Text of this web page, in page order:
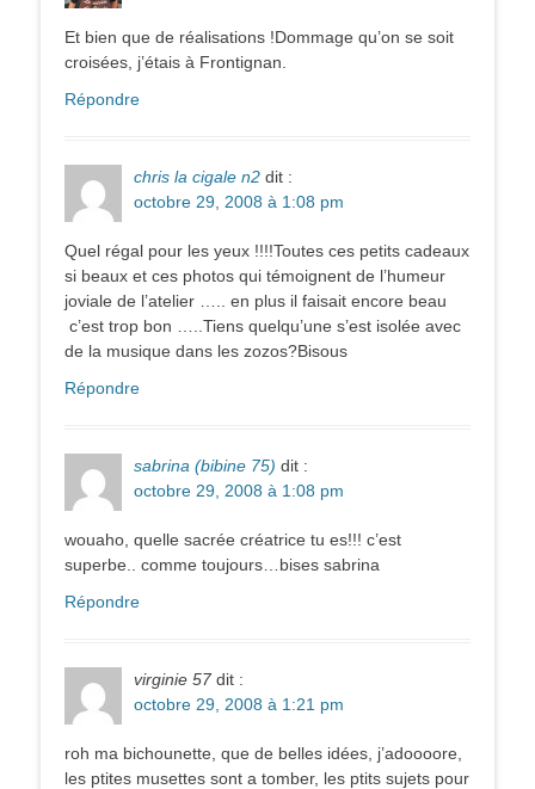
Et bien que de réalisations !Dommage qu’on se soit
croisées, j’étais à Frontignan.
Répondre
chris la cigale n2 dit :
octobre 29, 2008 à 1:08 pm
Quel régal pour les yeux !!!!Toutes ces petits cadeaux
si beaux et ces photos qui témoignent de l’humeur
joviale de l’atelier ….. en plus il faisait encore beau
c’est trop bon …..Tiens quelqu’une s’est isolée avec
de la musique dans les zozos?Bisous
Répondre
sabrina (bibine 75) dit :
octobre 29, 2008 à 1:08 pm
wouaho, quelle sacrée créatrice tu es!!! c’est
superbe.. comme toujours…bises sabrina
Répondre
virginie 57 dit :
octobre 29, 2008 à 1:21 pm
roh ma bichounette, que de belles idées, j’adoooore,
les ptites musettes sont a tomber, les ptits sujets pour